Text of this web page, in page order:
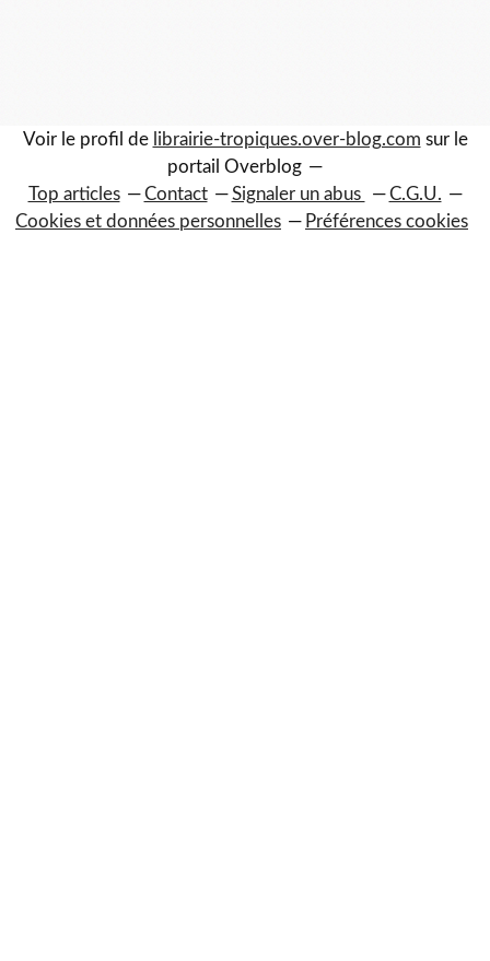
Voir le profil de librairie-tropiques.over-blog.com sur le
portail Overblog
Top articles
Contact Signaler un abus
C.G.U.
Cookies et données personnelles
Préférences cookies